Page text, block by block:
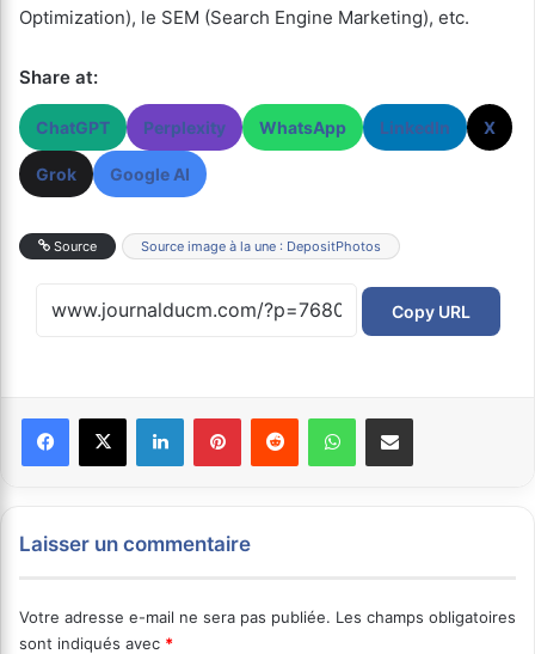
Optimization), le SEM (Search Engine Marketing), etc.
Share at:
ChatGPT Perplexity WhatsApp LinkedIn X
Grok Google AI
Source Source image à la une : DepositPhotos
Copy URL
Laisser un commentaire
Votre adresse e-mail ne sera pas publiée. Les champs obligatoires
sont indiqués avec *